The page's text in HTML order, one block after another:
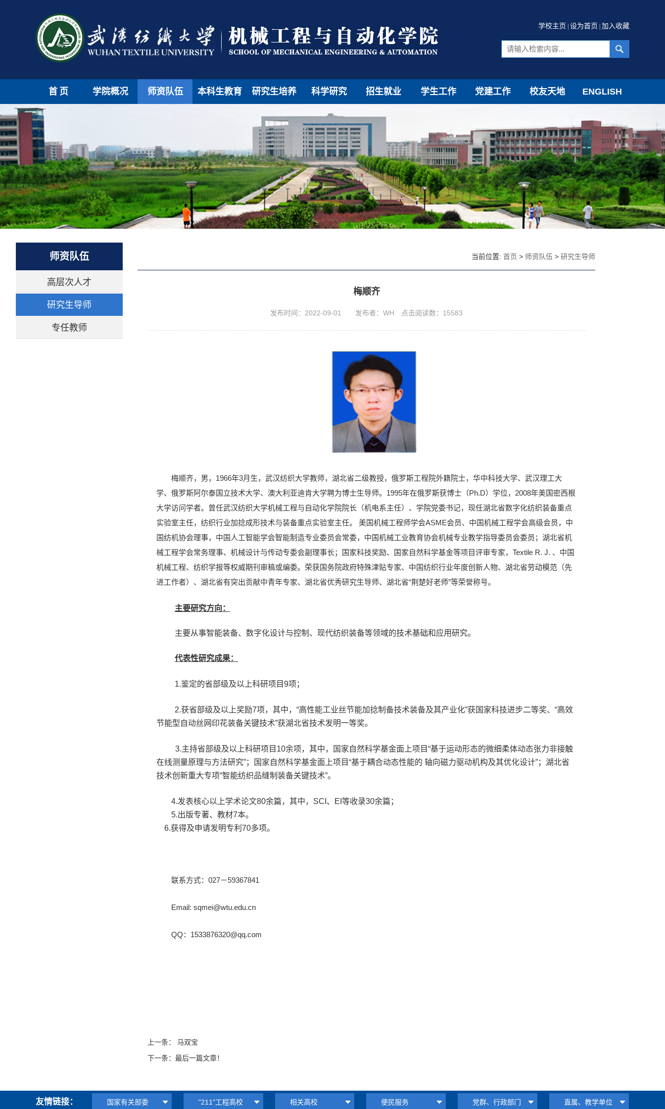
学校主页 设为首页 加入收藏
首页 学院概况 师资队伍 本科生教育 研究生培养 科学研究 招生就业 学生工作 党建工作 校友天地 ENGLISH
师资队伍
高层次人才
研究生导师
专任教师
当前位置: 首页 > 师资队伍 > 研究生导师
梅顺齐
发布时间：2022-09-01 发布者：WH 点击阅读数： 15583
梅顺齐，男，1966年3月生，武汉纺织大学教师，湖北省二级教授，俄罗斯工程院外籍院士，华中科技大学、武汉理工大
学、俄罗斯阿尔泰国立技术大学、澳大利亚迪肯大学聘为博士生导师。1995年在俄罗斯获博士（Ph.D）学位，2008年美国密西根
大学访问学者。曾任武汉纺织大学机械工程与自动化学院院长（机电系主任）、学院党委书记，现任湖北省数字化纺织装备重点
实验室主任，纺织行业加捻成形技术与装备重点实验室主任。 美国机械工程师学会ASME会员、中国机械工程学会高级会员，中
国纺机协会理事，中国人工智能学会智能制造专业委员会常委，中国机械工业教育协会机械专业教学指导委员会委员；湖北省机
械工程学会常务理事、机械设计与传动专委会副理事长；国家科技奖励、国家自然科学基金等项目评审专家，Textile R. J. 、中国
机械工程、纺织学报等权威期刊审稿或编委。荣获国务院政府特殊津贴专家、中国纺织行业年度创新人物、湖北省劳动模范（先
进工作者）、湖北省有突出贡献中青年专家、湖北省优秀研究生导师、湖北省“荆楚好老师”等荣誉称号。
主要研究方向：
主要从事智能装备、数字化设计与控制、现代纺织装备等领域的技术基础和应用研究。
代表性研究成果：
1.鉴定的省部级及以上科研项目9项 ；
2.获省部级及以上奖励7项，其中，“高性能工业丝节能加捻制备技术装备及其产业化”获国家科技进步二等奖、“高效
节能型自动丝网印花装备关键技术”获湖北省技术发明一等奖。
3.主持省部级及以上科研项目10余项，其中，国家自然科学基金面上项目“基于运动形态的微细柔体动态张力非接触
在线测量原理与方法研究”；国家自然科学基金面上项目“基于耦合动态性能的 轴向磁力驱动机构及其优化设计”；湖北省
技术创新重大专项“智能纺织品缝制装备关键技术”。
4.发表核心以上学术论文80余篇， 其中， SCI、EI等收录30余篇；
5.出版专著、教材7本。
6.获得及申请发明专利70多项。
联系方式：027－59367841
Email: sqmei@wtu.edu.cn
QQ：1533876320@qq.com
上一条： 马双宝
下一条： 最后一篇文章！
友情链接： 国家有关部委 "211"工程高校 相关高校 便民服务 党群、行政部门 直属、教学单位